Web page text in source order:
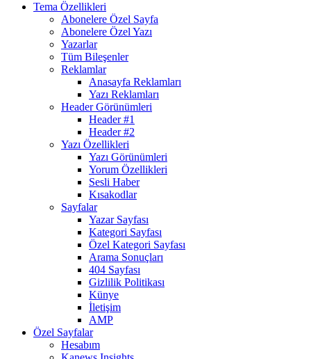
Tema Özellikleri
Abonelere Özel Sayfa
Abonelere Özel Yazı
Yazarlar
Tüm Bileşenler
Reklamlar
Anasayfa Reklamları
Yazı Reklamları
Header Görünümleri
Header #1
Header #2
Yazı Özellikleri
Yazı Görünümleri
Yorum Özellikleri
Sesli Haber
Kısakodlar
Sayfalar
Yazar Sayfası
Kategori Sayfası
Özel Kategori Sayfası
Arama Sonuçları
404 Sayfası
Gizlilik Politikası
Künye
İletişim
AMP
Özel Sayfalar
Hesabım